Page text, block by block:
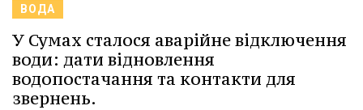
ВОДА
У Сумах сталося аварійне відключення
води: дати відновлення
водопостачання та контакти для
звернень.